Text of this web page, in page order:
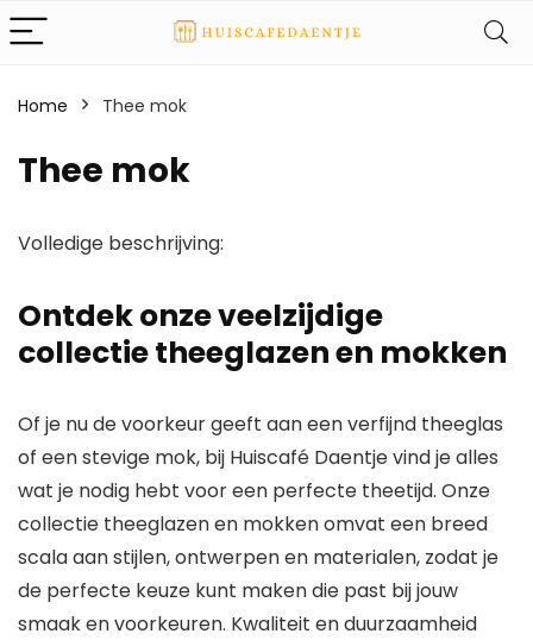
Home Thee mok
Thee mok
Volledige beschrijving:
Ontdek onze veelzijdige
collectie theeglazen en mokken
Of je nu de voorkeur geeft aan een verfijnd theeglas
of een stevige mok, bij Huiscafé Daentje vind je alles
wat je nodig hebt voor een perfecte theetijd. Onze
collectie theeglazen en mokken omvat een breed
scala aan stijlen, ontwerpen en materialen, zodat je
de perfecte keuze kunt maken die past bij jouw
smaak en voorkeuren. Kwaliteit en duurzaamheid